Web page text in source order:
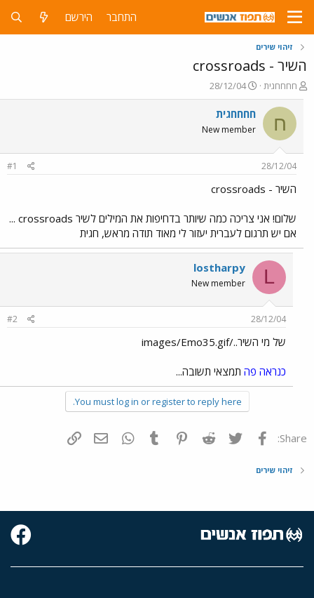
התחבר הירשם
זיהוי שירים
השיר - crossroads
פ
ו
ת
ח
ה
ש
א
חחחחגית
פ
ו
ר
ס
ם
ר
28/12/04
ח חחחחגית
New member
28/12/04
#1
השיר - crossroads
שלום! אני צריכה כמה שיותר בדחיפות את המילים לשיר crossroads ...
אם יש תרגום לעברית יעזור לי מאוד תודה מראש, חגית
L
lostharpy
New member
28/12/04
#2
של מי השיר../images/Emo35.gif
כנראה פה תמצאי תשובה...
You must log in or register to reply here.
Share: פייסבוק Twitter
Reddit
Pinterest
Tumblr
WhatsAppדואר אלקטרוני
זיהוי שירים